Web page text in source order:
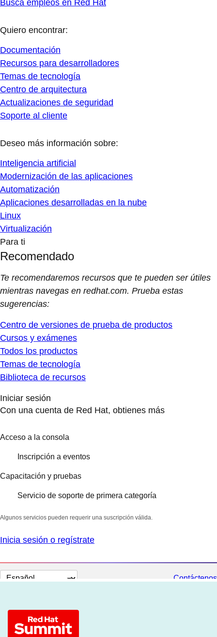
Busca empleos en Red Hat
Quiero encontrar:
Documentación
Recursos para desarrolladores
Temas de tecnología
Centro de arquitectura
Actualizaciones de seguridad
Soporte al cliente
Deseo más información sobre:
Inteligencia artificial
Modernización de las aplicaciones
Automatización
Aplicaciones desarrolladas en la nube
Linux
Virtualización
Para ti
Recomendado
Te recomendaremos recursos que te pueden ser útiles
mientras navegas en redhat.com. Prueba estas
sugerencias:
Centro de versiones de prueba de productos
Cursos y exámenes
Todos los productos
Temas de tecnología
Biblioteca de recursos
Iniciar sesión
Con una cuenta de Red Hat, obtienes más
Acceso a la consola
Inscripción a eventos
Capacitación y pruebas
Servicio de soporte de primera categoría
Algunos servicios pueden requerir una suscripción válida.
Inicia sesión o regístrate
Cambiar
Contáctenos